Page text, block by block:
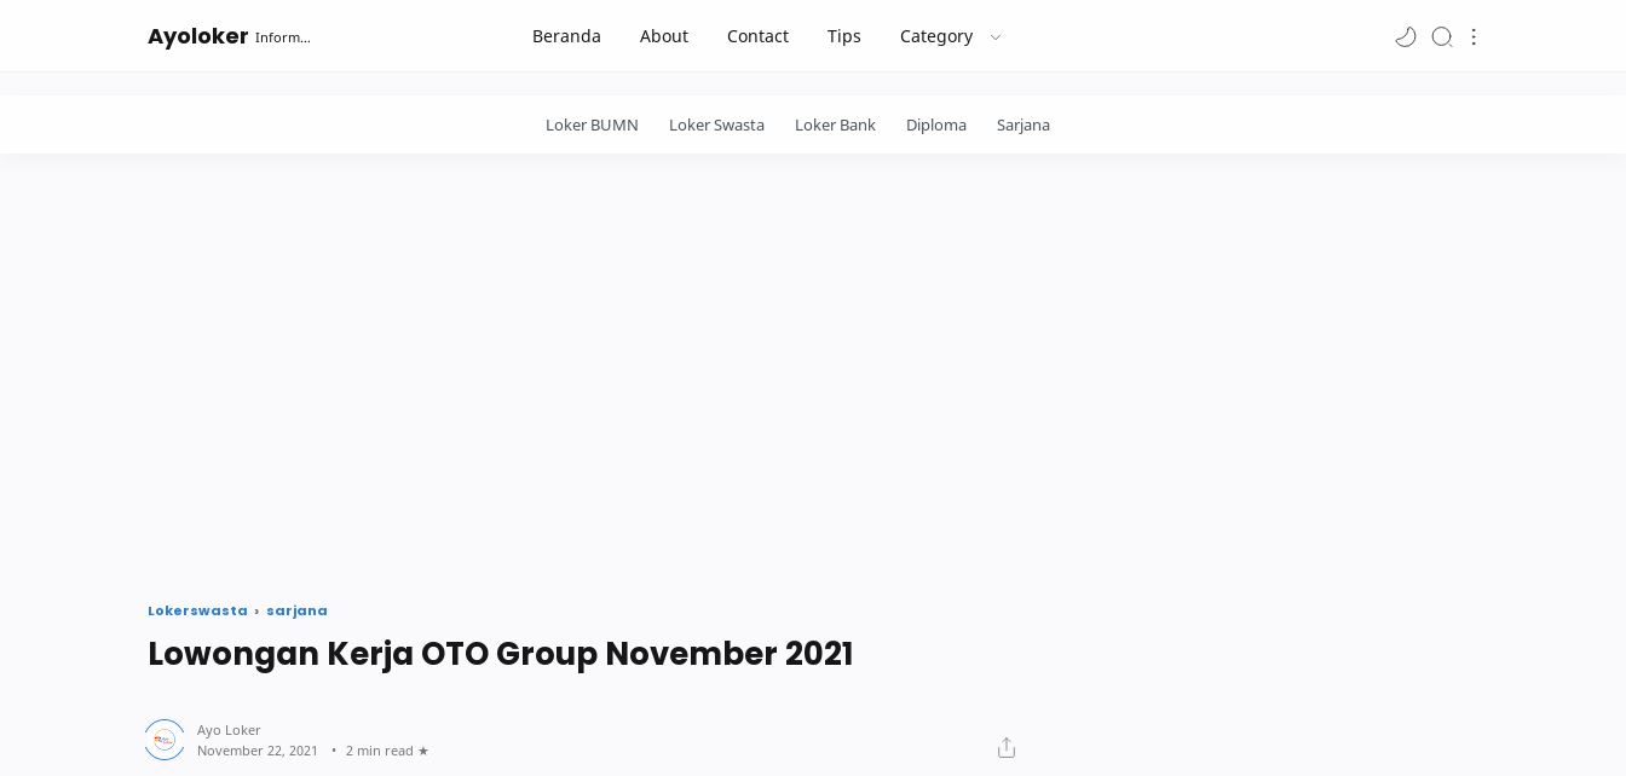
Ayoloker Informasi lowongan khusus Fresh Graduate lulusan Diploma-Sarjana.... Beranda About Contact Tips Category
Loker BUMN Loker Swasta Loker Bank Diploma Sarjana
Lokerswasta sarjana
Lowongan Kerja OTO Group November 2021
2 min read